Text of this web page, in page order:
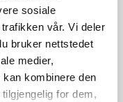
sosiale
vår. Vi deler
bruker nettstedet
medier,
kombinere den
for dem,
sin […]